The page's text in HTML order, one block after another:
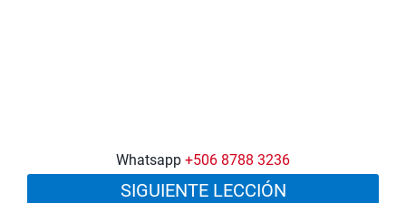
Whatsapp +506 8788 3236
SIGUIENTE LECCIÓN